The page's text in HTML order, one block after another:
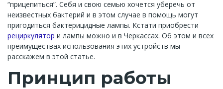
“прицепиться”. Себя и свою семью хочется уберечь от
неизвестных бактерий и в этом случае в помощь могут
пригодиться бактерицидные лампы. Кстати приобрести
рециркулятор и лампы можно и в Черкассах. Об этом и всех
преимуществах использования этих устройств мы
расскажем в этой статье.
Принцип работы